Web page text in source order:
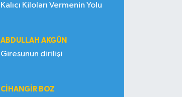
Kalıcı Kiloları Vermenin Yolu
ABDULLAH AKGÜN
Giresunun dirilişi
CIHANGIR BOZ